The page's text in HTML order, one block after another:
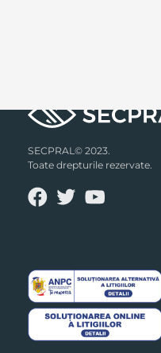
SECPRAL© 2023.
Toate drepturile rezervate.